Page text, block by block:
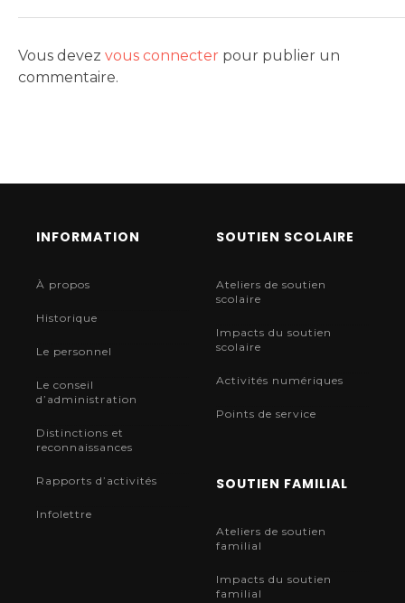
Vous devez vous connecter pour publier un
commentaire.
INFORMATION
À propos
Historique
Le personnel
Le conseil
d’administration
Distinctions et
reconnaissances
Rapports d’activités
Infolettre
SOUTIEN SCOLAIRE
Ateliers de soutien
scolaire
Impacts du soutien
scolaire
Activités numériques
Points de service
SOUTIEN FAMILIAL
Ateliers de soutien
familial
Impacts du soutien
familial